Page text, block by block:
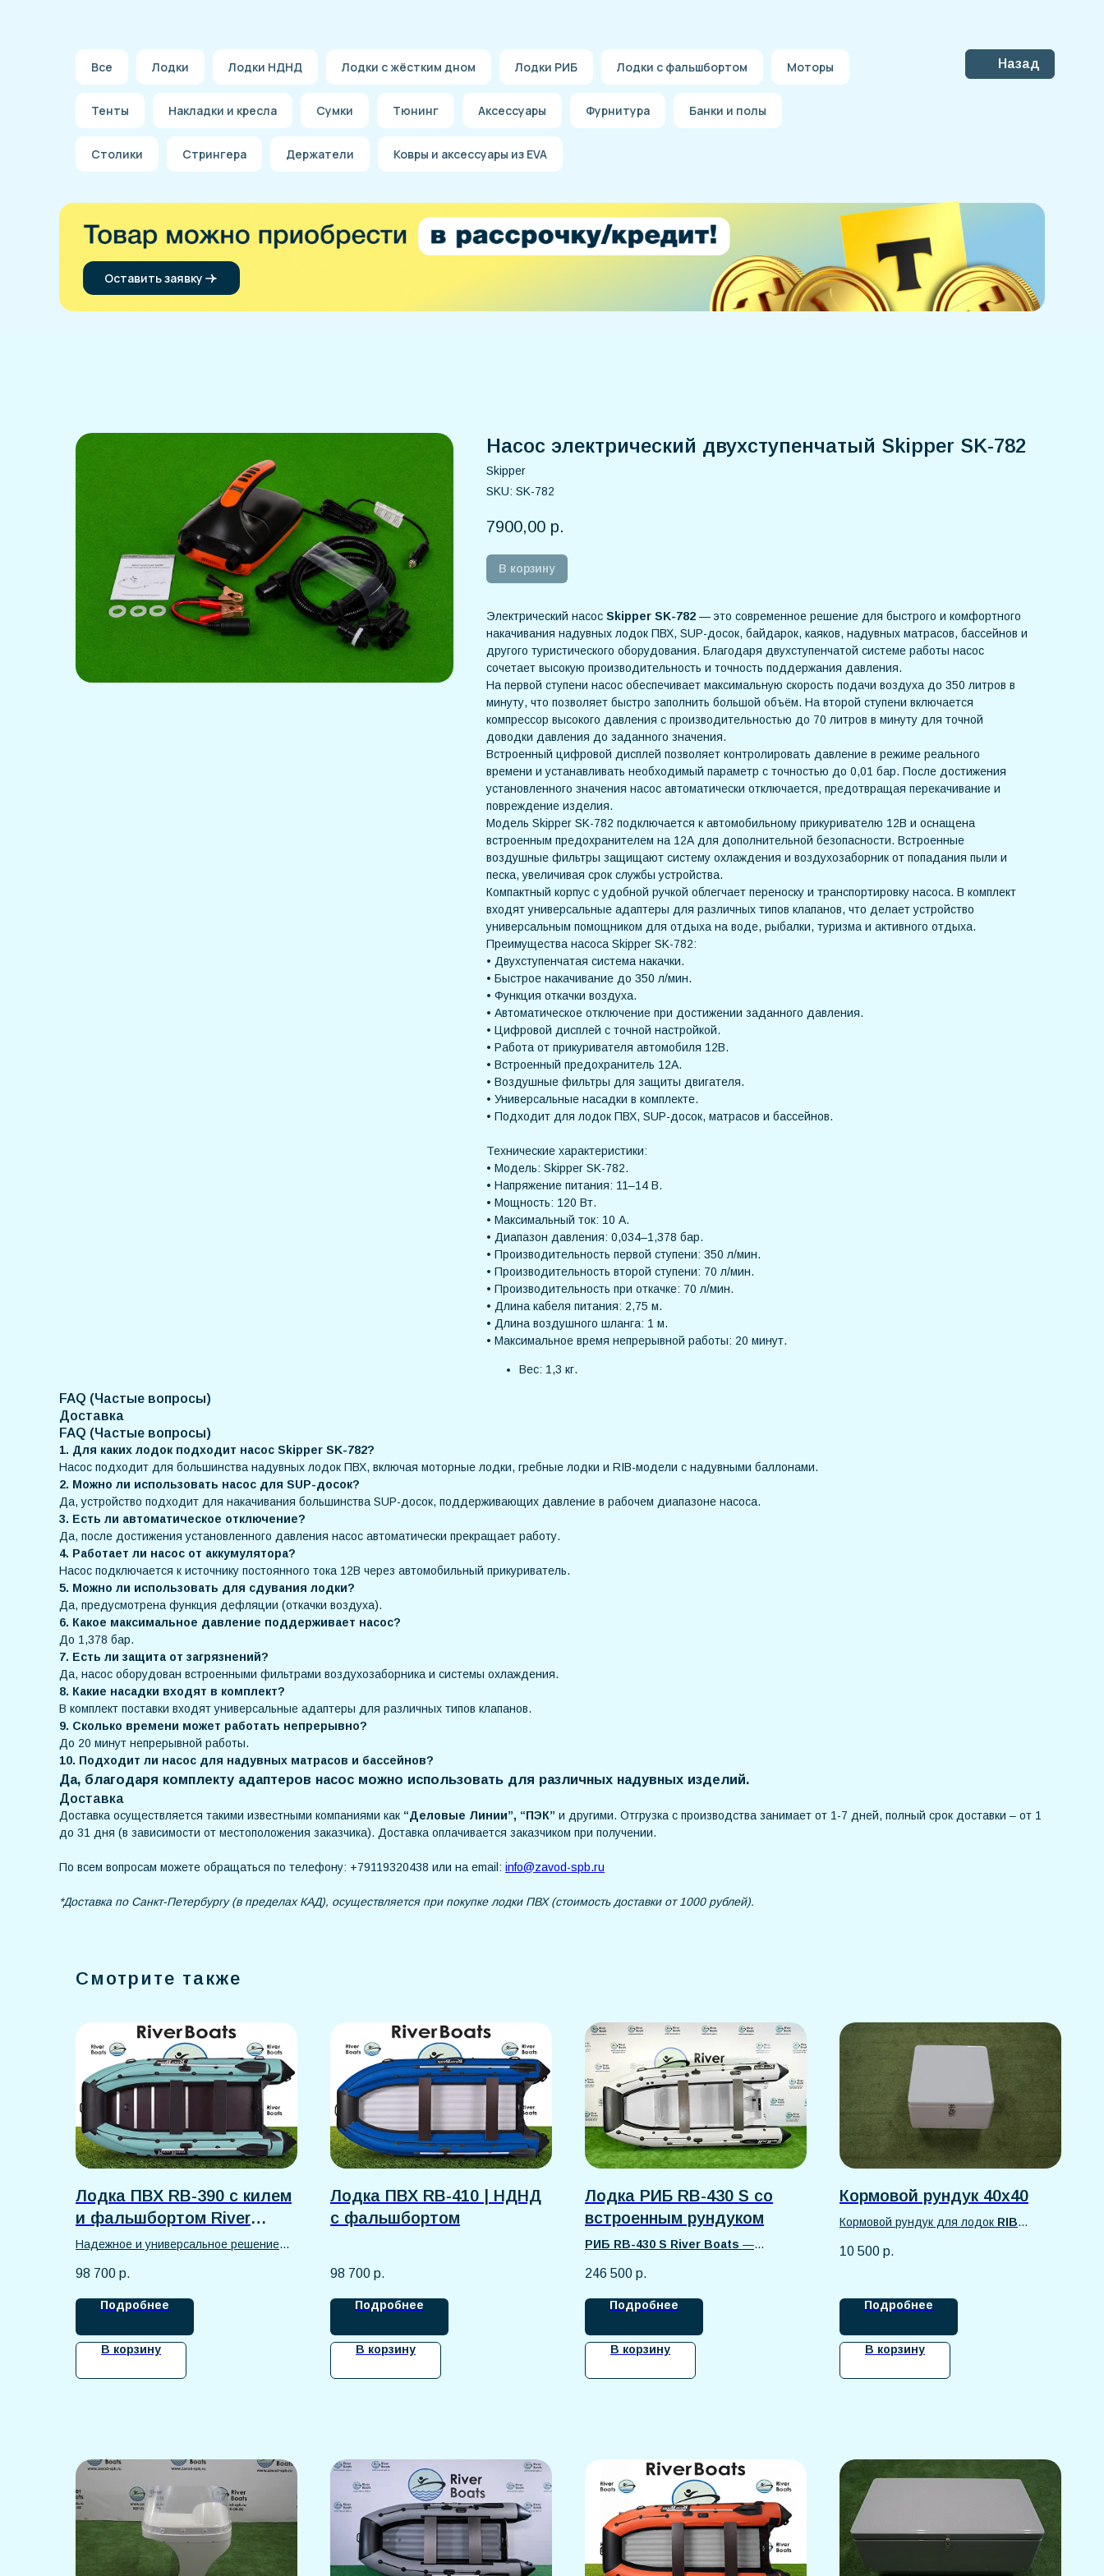
Назад
Все Лодки Лодки НДНД Лодки с жёстким дном Лодки РИБ Лодки с фальшбортом Моторы
Тенты Накладки и кресла Сумки Тюнинг Аксессуары Фурнитура Банки и полы
Столики Стрингера Держатели Ковры и аксессуары из EVA
Оставить заявку
Насос электрический двухступенчатый Skipper SK-782
Skipper
SKU: SK-782
7900,00 р.
В корзину
Электрический насос Skipper SK-782 — это современное решение для быстрого и комфортного
накачивания надувных лодок ПВХ, SUP-досок, байдарок, каяков, надувных матрасов, бассейнов и
другого туристического оборудования. Благодаря двухступенчатой системе работы насос
сочетает высокую производительность и точность поддержания давления.
На первой ступени насос обеспечивает максимальную скорость подачи воздуха до 350 литров в
минуту, что позволяет быстро заполнить большой объём. На второй ступени включается
компрессор высокого давления с производительностью до 70 литров в минуту для точной
доводки давления до заданного значения.
Встроенный цифровой дисплей позволяет контролировать давление в режиме реального
времени и устанавливать необходимый параметр с точностью до 0,01 бар. После достижения
установленного значения насос автоматически отключается, предотвращая перекачивание и
повреждение изделия.
Модель Skipper SK-782 подключается к автомобильному прикуривателю 12В и оснащена
встроенным предохранителем на 12А для дополнительной безопасности. Встроенные
воздушные фильтры защищают систему охлаждения и воздухозаборник от попадания пыли и
песка, увеличивая срок службы устройства.
Компактный корпус с удобной ручкой облегчает переноску и транспортировку насоса. В комплект
входят универсальные адаптеры для различных типов клапанов, что делает устройство
универсальным помощником для отдыха на воде, рыбалки, туризма и активного отдыха.
Преимущества насоса Skipper SK-782:
• Двухступенчатая система накачки.
• Быстрое накачивание до 350 л/мин.
• Функция откачки воздуха.
• Автоматическое отключение при достижении заданного давления.
• Цифровой дисплей с точной настройкой.
• Работа от прикуривателя автомобиля 12В.
• Встроенный предохранитель 12А.
• Воздушные фильтры для защиты двигателя.
• Универсальные насадки в комплекте.
• Подходит для лодок ПВХ, SUP-досок, матрасов и бассейнов.
Технические характеристики:
• Модель: Skipper SK-782.
• Напряжение питания: 11–14 В.
• Мощность: 120 Вт.
• Максимальный ток: 10 А.
• Диапазон давления: 0,034–1,378 бар.
• Производительность первой ступени: 350 л/мин.
• Производительность второй ступени: 70 л/мин.
• Производительность при откачке: 70 л/мин.
• Длина кабеля питания: 2,75 м.
• Длина воздушного шланга: 1 м.
• Максимальное время непрерывной работы: 20 минут.
Вес: 1,3 кг.
FAQ (Частые вопросы)
Доставка
FAQ (Частые вопросы)
1. Для каких лодок подходит насос Skipper SK-782?
Насос подходит для большинства надувных лодок ПВХ, включая моторные лодки, гребные лодки и RIB-модели с надувными баллонами.
2. Можно ли использовать насос для SUP-досок?
Да, устройство подходит для накачивания большинства SUP-досок, поддерживающих давление в рабочем диапазоне насоса.
3. Есть ли автоматическое отключение?
Да, после достижения установленного давления насос автоматически прекращает работу.
4. Работает ли насос от аккумулятора?
Насос подключается к источнику постоянного тока 12В через автомобильный прикуриватель.
5. Можно ли использовать для сдувания лодки?
Да, предусмотрена функция дефляции (откачки воздуха).
6. Какое максимальное давление поддерживает насос?
До 1,378 бар.
7. Есть ли защита от загрязнений?
Да, насос оборудован встроенными фильтрами воздухозаборника и системы охлаждения.
8. Какие насадки входят в комплект?
В комплект поставки входят универсальные адаптеры для различных типов клапанов.
9. Сколько времени может работать непрерывно?
До 20 минут непрерывной работы.
10. Подходит ли насос для надувных матрасов и бассейнов?
Да, благодаря комплекту адаптеров насос можно использовать для различных надувных изделий.
Доставка
Доставка осуществляется такими известными компаниями как “Деловые Линии”, “ПЭК” и другими. Отгрузка с производства занимает от 1-7 дней, полный срок доставки – от 1
до 31 дня (в зависимости от местоположения заказчика). Доставка оплачивается заказчиком при получении.
По всем вопросам можете обращаться по телефону: +79119320438 или на email: info@zavod-spb.ru
*Доставка по Санкт-Петербургу (в пределах КАД), осуществляется при покупке лодки ПВХ (стоимость доставки от 1000 рублей).
Смотрите также
Лодка ПВХ RB-390 с килем
и фальшбортом River
Boats
Надежное и универсальное решение
водных путешествий
98 700 р.
Подробнее
В корзину
Лодка ПВХ RB-410 | НДНД
с фальшбортом
98 700 р.
Подробнее
В корзину
Лодка РИБ RB-430 S со
встроенным рундуком
РИБ RB-430 S River Boats —
см для рыбалки, охоты и активного
отдыха. Килевой корпус и
стеклопластиковое дно
обеспечивают устойчивость, хорошую
управляемость и комфорт на воде.
ПВХ устойчивы к нагрузкам и внешним
246 500 р.
Подробнее
В корзину
Кормовой рундук 40х40
Кормовой рундук для лодок RIB
устойчивого к влаге, ультрафиолету и
10 500 р.
Подробнее
В корзину